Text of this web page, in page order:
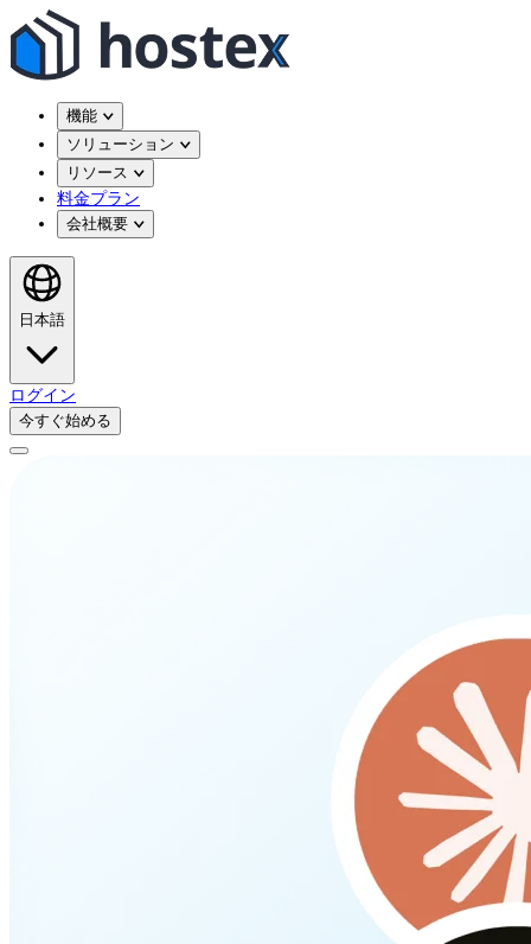
機能
ソリューション
リソース
料金プラン
会社概要
日本語
ログイン
今すぐ始める